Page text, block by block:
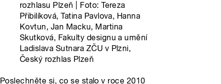
rozhlasu Plzeň | Foto: Tereza
Přibilíková, Tatina Pavlova, Hanna
Kovtun, Jan Macku, Martina
Skutková, Fakulty designu a umění
Ladislava Sutnara ZČU v Plzni,
Český rozhlas Plzeň
Poslechněte si, co se stalo v roce 2010